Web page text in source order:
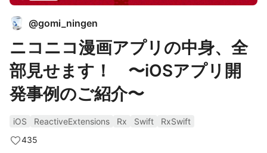
@gomi_ningen
ニコニコ漫画アプリの中身、全
部見せます！ 〜iOSアプリ開
発事例のご紹介〜
iOS ReactiveExtensions Rx Swift
RxSwift
435